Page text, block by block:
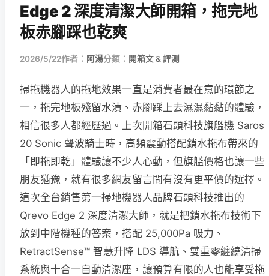
Edge 2 深度清潔大師開箱，拖完地
板赤腳踩也乾爽
2026/5/22作者： 阿湯分類： 開箱文 & 評測
掃拖機器人的拖地效果一直是消費者最在意的環節之
一，拖完地板殘留水漬、赤腳踩上去濕濕黏黏的體驗，
相信很多人都經歷過。上次開箱石頭科技旗艦機 Saros
20 Sonic 聲波騎士時，高頻震動搭配鎖水拖布帶來的
「即拖即乾」體驗讓不少人心動，但旗艦價格也讓一些
朋友猶豫，就有很多網友留言問有沒有更平價的選擇。
這次全台銷售第一掃地機器人品牌石頭科技推出的
Qrevo Edge 2 深度清潔大師，就是把鎖水拖布技術下
放到中階機種的答案，搭配 25,000Pa 吸力、
RetractSense™ 智慧升降 LDS 導航、雙重零纏繞清掃
系統與十合一自動清潔座，讓預算有限的人也能享受拖